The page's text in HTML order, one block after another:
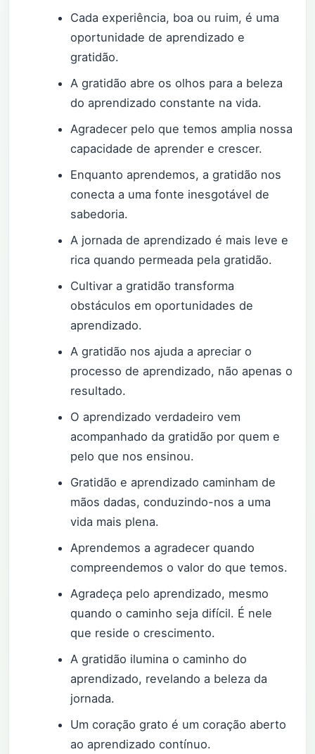
Cada experiência, boa ou ruim, é uma
oportunidade de aprendizado e
gratidão.
A gratidão abre os olhos para a beleza
do aprendizado constante na vida.
Agradecer pelo que temos amplia nossa
capacidade de aprender e crescer.
Enquanto aprendemos, a gratidão nos
conecta a uma fonte inesgotável de
sabedoria.
A jornada de aprendizado é mais leve e
rica quando permeada pela gratidão.
Cultivar a gratidão transforma
obstáculos em oportunidades de
aprendizado.
A gratidão nos ajuda a apreciar o
processo de aprendizado, não apenas o
resultado.
O aprendizado verdadeiro vem
acompanhado da gratidão por quem e
pelo que nos ensinou.
Gratidão e aprendizado caminham de
mãos dadas, conduzindo-nos a uma
vida mais plena.
Aprendemos a agradecer quando
compreendemos o valor do que temos.
Agradeça pelo aprendizado, mesmo
quando o caminho seja difícil. É nele
que reside o crescimento.
A gratidão ilumina o caminho do
aprendizado, revelando a beleza da
jornada.
Um coração grato é um coração aberto
ao aprendizado contínuo.